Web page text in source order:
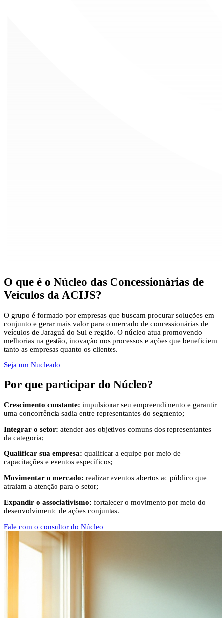
O que é o Núcleo das Concessionárias de
Veículos da ACIJS?
O grupo é formado por empresas que buscam procurar soluções em
conjunto e gerar mais valor para o mercado de concessionárias de
veículos de Jaraguá do Sul e região. O núcleo atua promovendo
melhorias na gestão, inovação nos processos e ações que beneficiem
tanto as empresas quanto os clientes.
Seja um Nucleado
Por que participar do Núcleo?
Crescimento constante: impulsionar seu empreendimento e garantir
uma concorrência sadia entre representantes do segmento;
Integrar o setor: atender aos objetivos comuns dos representantes
da categoria;
Qualificar sua empresa: qualificar a equipe por meio de
capacitações e eventos específicos;
Movimentar o mercado: realizar eventos abertos ao público que
atraiam a atenção para o setor;
Expandir o associativismo: fortalecer o movimento por meio do
desenvolvimento de ações conjuntas.
Fale com o consultor do Núcleo